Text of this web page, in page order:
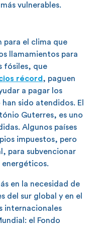
vulnerables.
para el clima que
llamamientos para
fósiles, que
récord , paguen
a pagar los
sido atendidos. El
Guterres, es uno
Algunos países
impuestos, pero
para subvencionar
energéticos.
en la necesidad de
del sur global y en el
internacionales
el Fondo